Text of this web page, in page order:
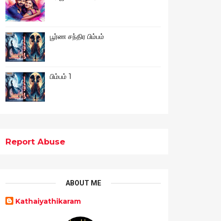
பூர்ண சந்திர பிம்பம்
பிம்பம் 1
Report Abuse
ABOUT ME
Kathaiyathikaram